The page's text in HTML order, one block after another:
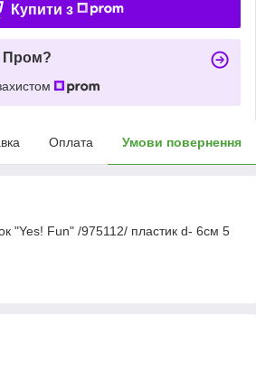
Купити з
Пром?
Оплата Умови повернення
"Yes! Fun" /975112/ пластик d- 6см 5